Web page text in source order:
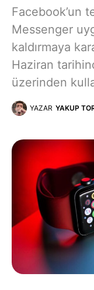
Facebook’un
Messenger
kaldırmaya
Haziran
üzerinden
YAZAR YAKUP